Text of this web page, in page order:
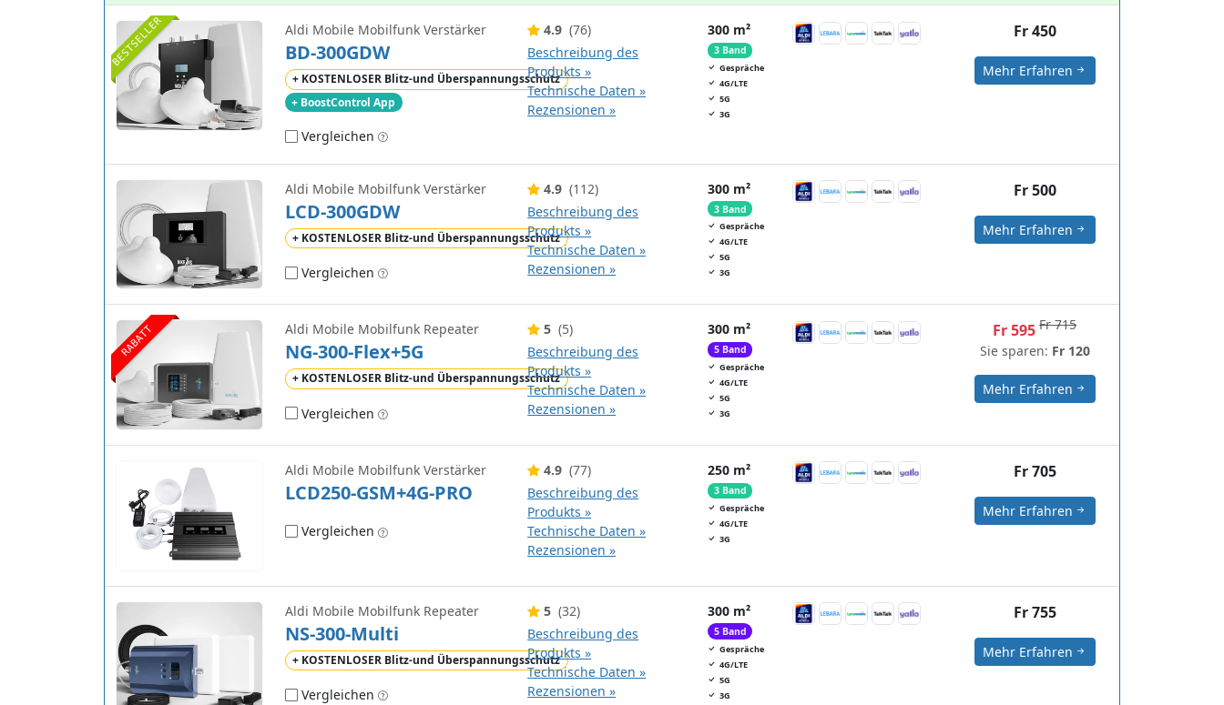
BESTSELLER Aldi Mobile Mobilfunk Verstärker
BD-300GDW
+ KOSTENLOSER Blitz-und Überspannungsschutz
+ BoostControl App
Vergleichen
4.9 (76)
Beschreibung des
Produkts »
Technische Daten »
Rezensionen »
300 m²
3 Band
Gespräche
4G/LTE
5G
3G
Fr 450
Mehr Erfahren
Aldi Mobile Mobilfunk Verstärker
LCD-300GDW
+ KOSTENLOSER Blitz-und Überspannungsschutz
Vergleichen
4.9 (112)
Beschreibung des
Produkts »
Technische Daten »
Rezensionen »
300 m²
3 Band
Gespräche
4G/LTE
5G
3G
Fr 500
Mehr Erfahren
RABATT Aldi Mobile Mobilfunk Repeater
NG-300-Flex+5G
+ KOSTENLOSER Blitz-und Überspannungsschutz
Vergleichen
5 (5)
Beschreibung des
Produkts »
Technische Daten »
Rezensionen »
300 m²
5 Band
Gespräche
4G/LTE
5G
3G
Fr 595Fr 715
Sie sparen: Fr 120
Mehr Erfahren
Aldi Mobile Mobilfunk Verstärker
LCD250-GSM+4G-PRO
Vergleichen
4.9 (77)
Beschreibung des
Produkts »
Technische Daten »
Rezensionen »
250 m²
3 Band
Gespräche
4G/LTE
3G
Fr 705
Mehr Erfahren
Aldi Mobile Mobilfunk Repeater
NS-300-Multi
+ KOSTENLOSER Blitz-und Überspannungsschutz
Vergleichen
5 (32)
Beschreibung des
Produkts »
Technische Daten »
Rezensionen »
300 m²
5 Band
Gespräche
4G/LTE
5G
3G
Fr 755
Mehr Erfahren